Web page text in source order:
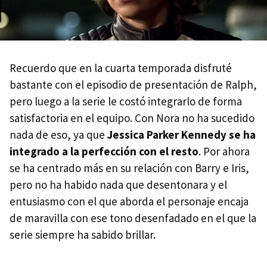
Recuerdo que en la cuarta temporada disfruté
bastante con el episodio de presentación de Ralph,
pero luego a la serie le costó integrarlo de forma
satisfactoria en el equipo. Con Nora no ha sucedido
nada de eso, ya que Jessica Parker Kennedy se ha
integrado a la perfección con el resto. Por ahora
se ha centrado más en su relación con Barry e Iris,
pero no ha habido nada que desentonara y el
entusiasmo con el que aborda el personaje encaja
de maravilla con ese tono desenfadado en el que la
serie siempre ha sabido brillar.